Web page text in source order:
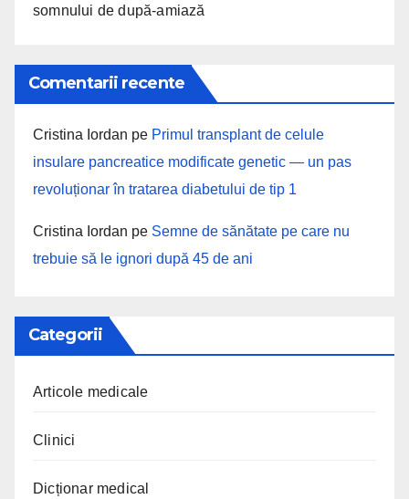
somnului de după-amiază
Comentarii recente
Cristina Iordan pe Primul transplant de celule
insulare pancreatice modificate genetic — un pas
revoluționar în tratarea diabetului de tip 1
Cristina Iordan pe Semne de sănătate pe care nu
trebuie să le ignori după 45 de ani
Categorii
Articole medicale
Clinici
Dicționar medical